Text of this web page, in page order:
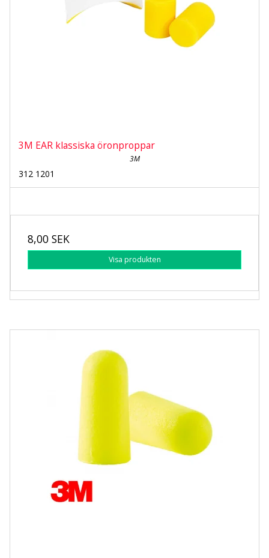
3M EAR klassiska öronproppar
3M
312 1201
8,00 SEK
Visa produkten